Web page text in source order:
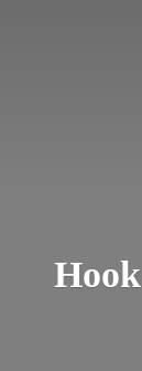
Hook